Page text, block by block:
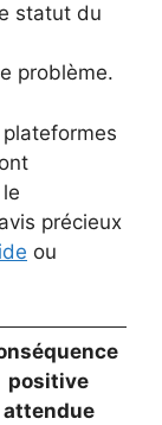
statut du
problème.
précieux
ou
positive
attendue